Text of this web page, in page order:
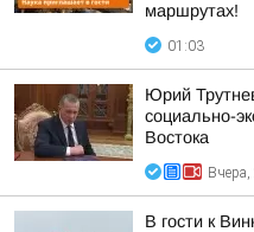
маршрутах!
01:03
Юрий
социально-
Востока
В гости к